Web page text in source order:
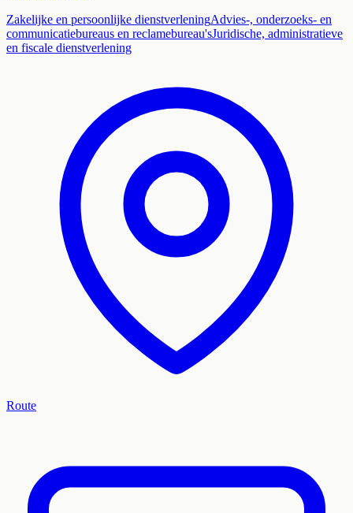
Zakelijke en persoonlijke dienstverleningAdvies-, onderzoeks- en
communicatiebureaus en reclamebureau'sJuridische, administratieve
en fiscale dienstverlening
Route